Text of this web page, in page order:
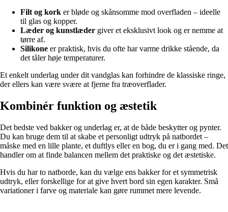
Filt og kork er bløde og skånsomme mod overfladen – ideelle
til glas og kopper.
Læder og kunstlæder giver et eksklusivt look og er nemme at
tørre af.
Silikone er praktisk, hvis du ofte har varme drikke stående, da
det tåler høje temperaturer.
Et enkelt underlag under dit vandglas kan forhindre de klassiske ringe,
der ellers kan være svære at fjerne fra træoverflader.
Kombinér funktion og æstetik
Det bedste ved bakker og underlag er, at de både beskytter og pynter.
Du kan bruge dem til at skabe et personligt udtryk på natbordet –
måske med en lille plante, et duftlys eller en bog, du er i gang med. Det
handler om at finde balancen mellem det praktiske og det æstetiske.
Hvis du har to natborde, kan du vælge ens bakker for et symmetrisk
udtryk, eller forskellige for at give hvert bord sin egen karakter. Små
variationer i farve og materiale kan gøre rummet mere levende.